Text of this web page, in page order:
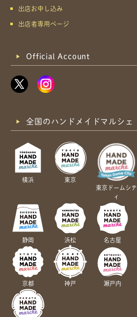
出店お申し込み
出店者専用ページ
Official Account
全国のハンドメイドマルシェ
横浜
東京
東京ドームシテ
ィ
静岡 浜松 名古屋
京都 神戸 瀬戸内